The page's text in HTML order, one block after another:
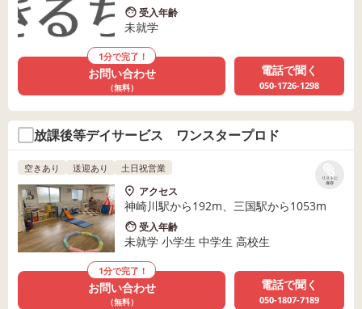
受入年齢
未就学
1分で完了！
お問い合わせ
（無料）
電話で聞く
050-1726-1298
放課後等デイサービス ワンスタープロド
リストに
保存
空きあり 送迎あり 土日祝営業
アクセス
神崎川駅から192m、三国駅から1053m
受入年齢
未就学 小学生 中学生 高校生
1分で完了！
お問い合わせ
（無料）
電話で聞く
050-1807-7189